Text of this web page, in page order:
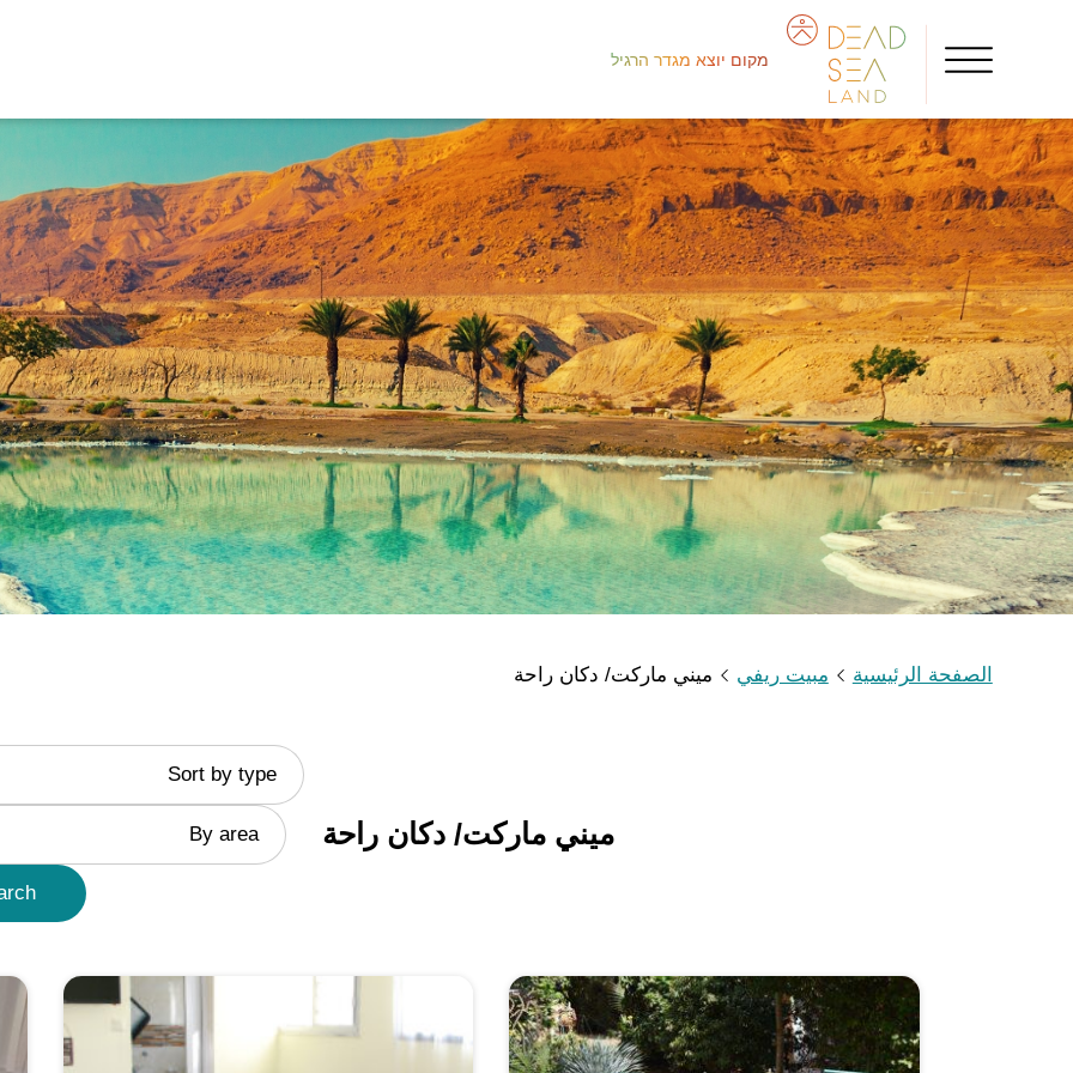
מקום יוצא מגדר הרגיל
الصفحة الرئيسية مبيت ريفي ميني ماركت/ دكان راحة
ميني ماركت/ دكان راحة
Sort by type
By area